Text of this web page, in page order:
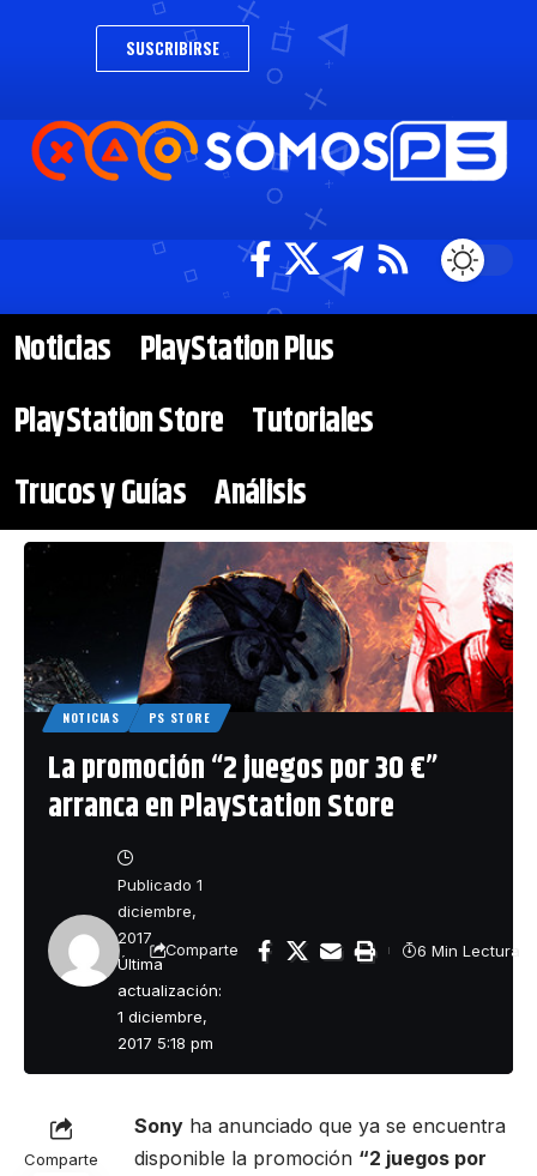
SUSCRIBIRSE
Noticias
PlayStation Plus
PlayStation Store Tutoriales
Trucos y Guías Análisis
NOTICIAS PS STORE
La promoción “2 juegos por 30 €”
arranca en PlayStation Store
Última
actualización:
1 diciembre,
2017 5:18 pm
Publicado 1
diciembre,
2017
Comparte 6 Min Lectura
Comparte
Sony ha anunciado que ya se encuentra
disponible la promoción “2 juegos por